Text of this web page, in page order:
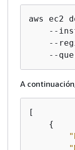
aws ec2
--
--
--
A
[
{